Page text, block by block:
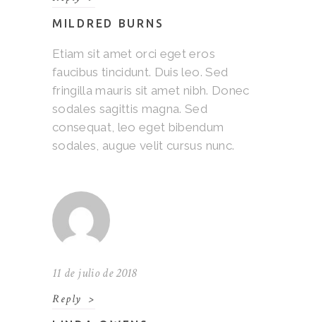
MILDRED BURNS
Etiam sit amet orci eget eros
faucibus tincidunt. Duis leo. Sed
fringilla mauris sit amet nibh. Donec
sodales sagittis magna. Sed
consequat, leo eget bibendum
sodales, augue velit cursus nunc.
11 de julio de 2018
Reply